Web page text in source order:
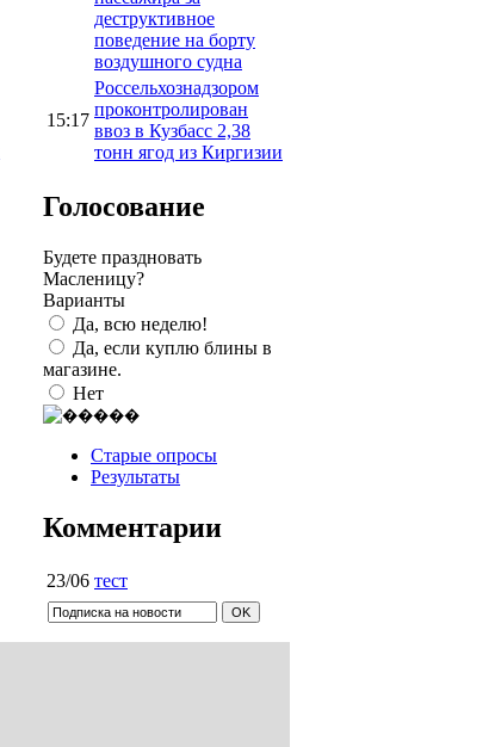
деструктивное
поведение на борту
воздушного судна
15:17
Россельхознадзором
проконтролирован
ввоз в Кузбасс 2,38
тонн ягод из Киргизии
Голосование
Будете праздновать
Масленицу?
Варианты
Да, всю неделю!
Да, если куплю блины в
магазине.
Нет
Старые опросы
Результаты
Комментарии
23/06 тест